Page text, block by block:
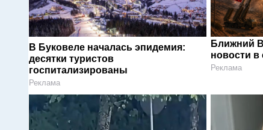
В Буковеле началась эпидемия:
десятки туристов
госпитализированы
Реклама
Ближний
новости в
Реклама